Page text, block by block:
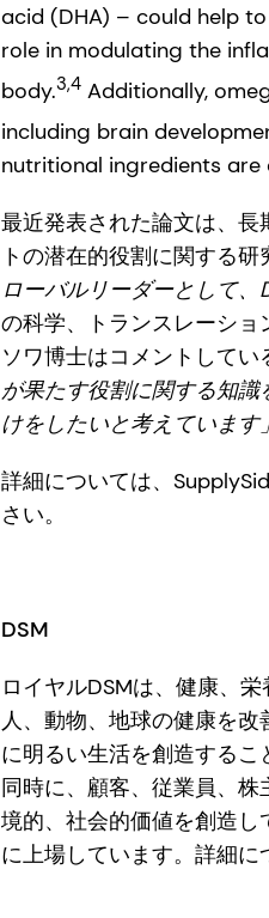
acid (DHA) – could help
role in modulating the
body.3,4 Additionally,
including brain
nutritional ingredients
最近発表された論文は、
トの潜在的役割に関する
ローバルリーダーとして
の科学、トランスレーシ
ソワ博士はコメントしてい
が果たす役割に関する知
けをしたいと考えています
詳細については、
さい。
DSM
ロイヤルDSMは、健康、
人、動物、地球の健康を
に明るい生活を創造する
同時に、顧客、従業員、
境的、社会的価値を創造し
に上場しています。詳細に